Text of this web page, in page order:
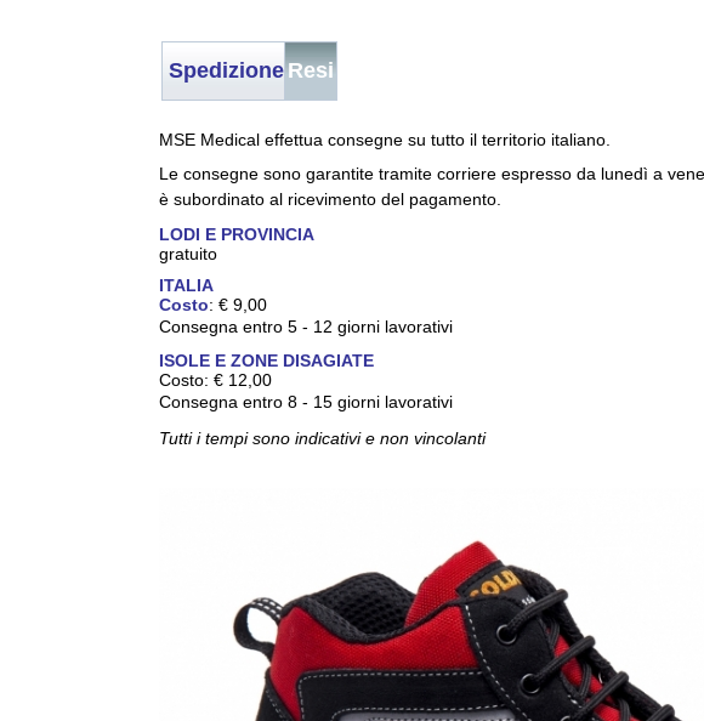
SpedizioneResi
MSE Medical effettua consegne su tutto il territorio italiano.
Le consegne sono garantite tramite corriere espresso da lunedì a
è subordinato al ricevimento del pagamento.
LODI E PROVINCIA
gratuito
ITALIA
Costo: € 9,00
Consegna entro 5 - 12 giorni lavorativi
ISOLE E ZONE DISAGIATE
Costo: € 12,00
Consegna entro 8 - 15 giorni lavorativi
Tutti i tempi sono indicativi e non vincolanti